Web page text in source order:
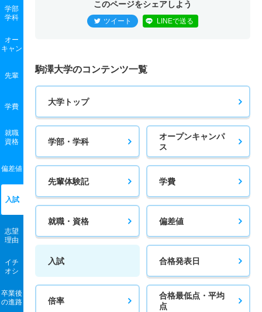
学部
学科
オー
キャン
先輩
学費
就職
資格
偏差値
入試
志望
理由
イチ
オシ
卒業後
の進路
このページをシェアしよう
ツイート LINEで送る
駒澤大学のコンテンツ一覧
大学トップ
学部・学科
オープンキャンパ
ス
先輩体験記 学費
就職・資格 偏差値
入試 合格発表日
倍率
合格最低点・平均
点